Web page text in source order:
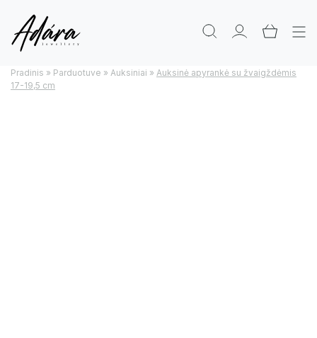
Pradinis » Parduotuve » Auksiniai » Auksinė apyrankė su žvaigždėmis
17-19,5 cm